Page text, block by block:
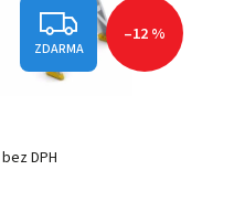
ZDARMA
–12 %
DPH